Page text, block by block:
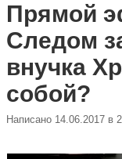
Прямой
Следом
внучка
собой?
Написано 14.06.2017